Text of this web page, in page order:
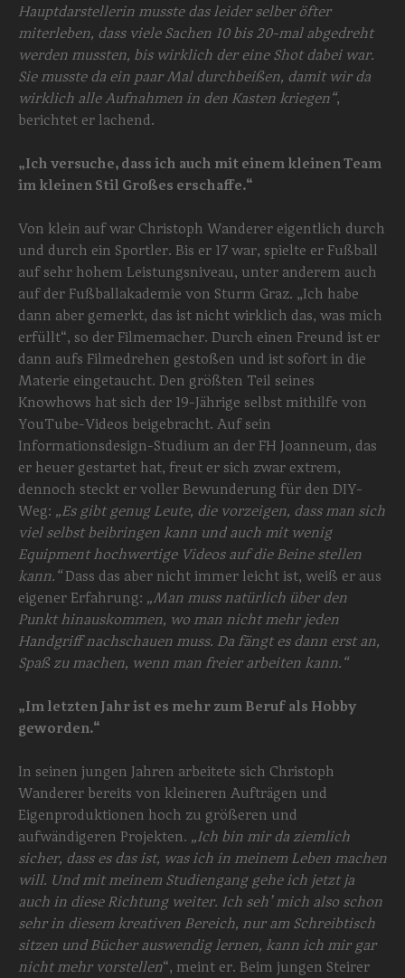
Hauptdarstellerin musste das leider selber öfter
miterleben, dass viele Sachen 10 bis 20-mal abgedreht
werden mussten, bis wirklich der eine Shot dabei war.
Sie musste da ein paar Mal durchbeißen, damit wir da
wirklich alle Aufnahmen in den Kasten kriegen“,
berichtet er lachend.
„Ich versuche, dass ich auch mit einem kleinen Team
im kleinen Stil Großes erschaffe.“
Von klein auf war Christoph Wanderer eigentlich durch
und durch ein Sportler. Bis er 17 war, spielte er Fußball
auf sehr hohem Leistungsniveau, unter anderem auch
auf der Fußballakademie von Sturm Graz. „Ich habe
dann aber gemerkt, das ist nicht wirklich das, was mich
erfüllt“, so der Filmemacher. Durch einen Freund ist er
dann aufs Filmedrehen gestoßen und ist sofort in die
Materie eingetaucht. Den größten Teil seines
Knowhows hat sich der 19-Jährige selbst mithilfe von
YouTube-Videos beigebracht. Auf sein
Informationsdesign-Studium an der FH Joanneum, das
er heuer gestartet hat, freut er sich zwar extrem,
dennoch steckt er voller Bewunderung für den DIY-
Weg: „Es gibt genug Leute, die vorzeigen, dass man sich
viel selbst beibringen kann und auch mit wenig
Equipment hochwertige Videos auf die Beine stellen
kann.“Dass das aber nicht immer leicht ist, weiß er aus
eigener Erfahrung: „Man muss natürlich über den
Punkt hinauskommen, wo man nicht mehr jeden
Handgriff nachschauen muss. Da fängt es dann erst an,
Spaß zu machen, wenn man freier arbeiten kann.“
„Im letzten Jahr ist es mehr zum Beruf als Hobby
geworden.“
In seinen jungen Jahren arbeitete sich Christoph
Wanderer bereits von kleineren Aufträgen und
Eigenproduktionen hoch zu größeren und
aufwändigeren Projekten. „Ich bin mir da ziemlich
sicher, dass es das ist, was ich in meinem Leben machen
will. Und mit meinem Studiengang gehe ich jetzt ja
auch in diese Richtung weiter. Ich seh’ mich also schon
sehr in diesem kreativen Bereich, nur am Schreibtisch
sitzen und Bücher auswendig lernen, kann ich mir gar
nicht mehr vorstellen“, meint er. Beim jungen Steirer